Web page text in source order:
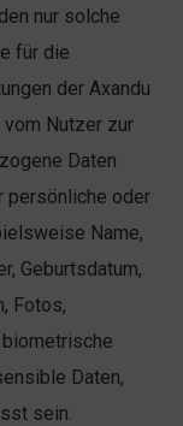
nur solche
für die
der Axandu
Nutzer zur
Daten
persönliche oder
Name,
Geburtsdatum,
Fotos,
Daten,
sein.